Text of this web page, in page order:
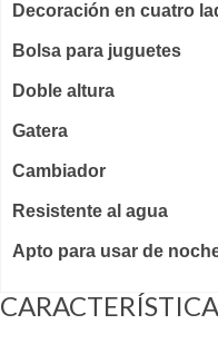
Decoración en cuatro
Bolsa para juguetes
Doble altura
Gatera
Cambiador
Resistente al agua
Apto para usar de